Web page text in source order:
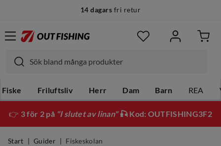
14 dagars fri retur
Fiske Friluftsliv Herr Dam Barn REA
👉 3 för 2 på "I slutet av linan"🎣 Kod: OUTFISHING3F2
Start Guider Fiskeskolan